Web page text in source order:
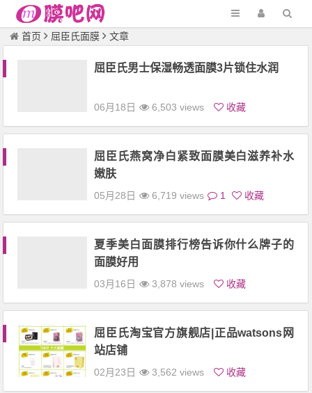
首页 屈臣氏面膜 文章
屈臣氏男士保湿畅透面膜3片锁住水润
06月18日 6,503 views 收藏
屈臣氏燕窝净白紧致面膜美白滋养补水
嫩肤
05月28日 6,719 views 1 收藏
夏季美白面膜排行榜告诉你什么牌子的
面膜好用
03月16日 3,878 views 收藏
屈臣氏淘宝官方旗舰店|正品watsons网
站店铺
02月23日 3,562 views 收藏